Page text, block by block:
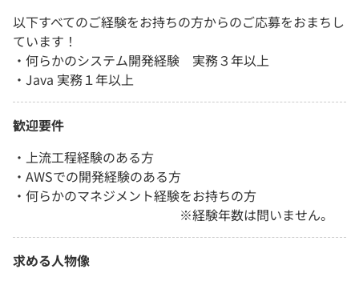
以下すべてのご経験をお持ちの方からのご応募をおまちし
ています！
・何らかのシステム開発経験 実務３年以上
・Java 実務１年以上
歓迎要件
・上流工程経験のある方
・AWSでの開発経験のある方
・何らかのマネジメント経験をお持ちの⽅
※経験年数は問いません。
求める人物像